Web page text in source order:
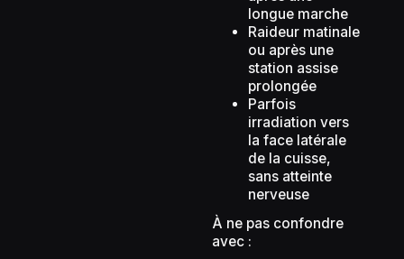
longue marche
Raideur matinale
ou après une
station assise
prolongée
Parfois
irradiation vers
la face latérale
de la cuisse,
sans atteinte
nerveuse
À ne pas confondre
avec :